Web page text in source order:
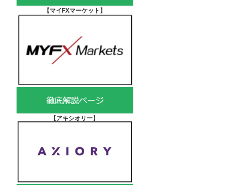
【マイFXマーケット 】
【アキシオリー】